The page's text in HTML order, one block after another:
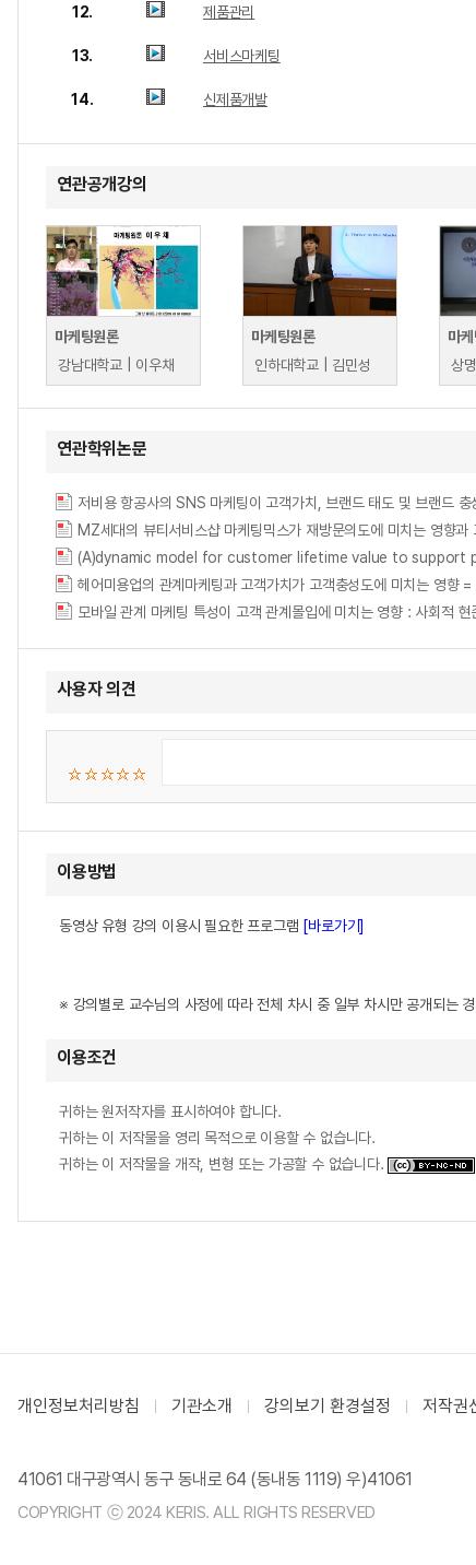
12. 제품관리
13. 서비스마케팅
14. 신제품개발
연관공개강의
마케팅원론
강남대학교 | 이우채
마케팅원론
인하대학교 | 김민성
마
상
연관학위논문
저비용 항공사의 SNS 마케팅이 고객가치, 브랜드 태도 및 브랜드 충
(A)dynamic model for customer lifetime value to support
헤어미용업의 관계마케팅과 고객가치가 고객충성도에 미치
모바일 관계 마케팅 특성이 고객 관계몰입에 미치는 영향 : 사회적
사용자 의견
이용방법
동영상 유형 강의 이용시 필요한 프로그램 [바로가기]
※ 강의별로 교수님의 사정에 따라 전체 차시 중 일부 차시만 공개되는
이용조건
귀하는 원저작자를 표시하여야 합니다.
귀하는 이 저작물을 영리 목적으로 이용할 수 없습니다.
귀하는 이 저작물을 개작, 변형 또는 가공할 수 없습니다.
개인정보처리방침 기관소개 강의보기 환경설정 저작권
41061 대구광역시 동구 동내로 64 (동내동 1119) 우)41061
COPYRIGHT ⓒ 2024 KERIS. ALL RIGHTS RESERVED